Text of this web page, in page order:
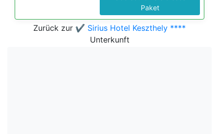
Paket
Zurück zur ✔️ Sirius Hotel Keszthely ****
Unterkunft